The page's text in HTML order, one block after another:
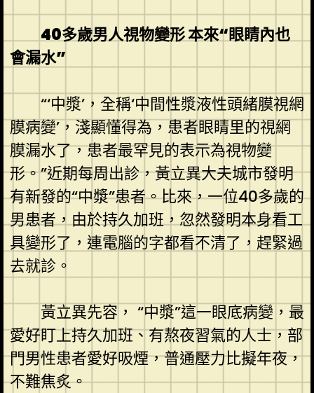
40多歲男人視物變形 本來“眼睛內也
會漏水”
“‘中漿’，全稱‘中間性漿液性頭緒膜視網
膜病變’，淺顯懂得為，患者眼睛里的視網
膜漏水了，患者最罕見的表示為視物變
形。”近期每周出診，黃立異大夫城市發明
有新發的“中漿”患者。比來，一位40多歲的
男患者，由於持久加班，忽然發明本身看工
具變形了，連電腦的字都看不清了，趕緊過
去就診。
黃立異先容， “中漿”這一眼底病變，最
愛好盯上持久加班、有熬夜習氣的人士，部
門男性患者愛好吸煙，普通壓力比擬年夜，
不難焦炙。